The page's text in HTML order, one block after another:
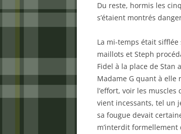
Du reste, hormis les
s’étaient montrés
La mi-temps était
maillots et Steph
Fidel à la place de Stan
Madame G quant à elle
l’effort, voir les
vient incessants, tel un
sa fougue devait
m’interdit